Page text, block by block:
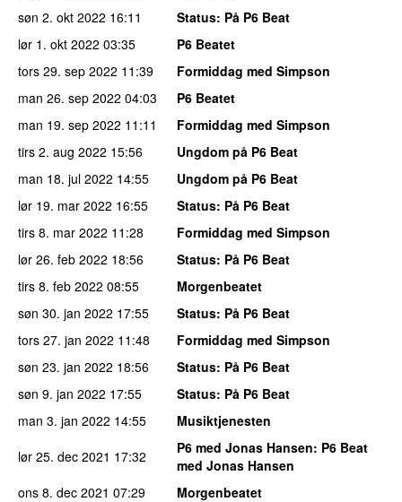
søn 2. okt 2022 16:11 Status: På P6 Beat
lør 1. okt 2022 03:35
P6 Beatet
tors 29. sep 2022 11:39
Formiddag med Simpson
man 26. sep 2022 04:03
P6 Beatet
man 19. sep 2022 11:11
Formiddag med Simpson
tirs 2. aug 2022 15:56
Ungdom på P6 Beat
man 18. jul 2022 14:55
Ungdom på P6 Beat
lør 19. mar 2022 16:55 Status: På P6 Beat
tirs 8. mar 2022 11:28
Formiddag med Simpson
lør 26. feb 2022 18:56 Status: På P6 Beat
tirs 8. feb 2022 08:55
Morgenbeatet
søn 30. jan 2022 17:55 Status: På P6 Beat
tors 27. jan 2022 11:48
Formiddag med Simpson
søn 23. jan 2022 18:56 Status: På P6 Beat
søn 9. jan 2022 17:55 Status: På P6 Beat
man 3. jan 2022 14:55
Musiktjenesten
lør 25. dec 2021 17:32 P6 med Jonas Hansen: P6 Beat
med Jonas Hansen
ons 8. dec 2021 07:29
Morgenbeatet